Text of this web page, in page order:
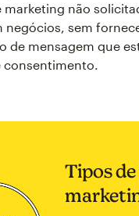
não
negócios, sem
de mensagem que
consentimento.
Tipos